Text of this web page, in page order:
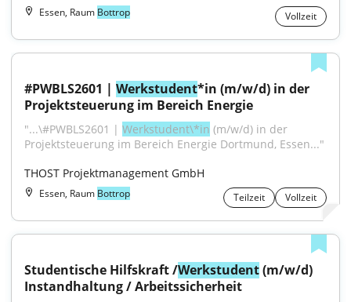
Essen, Raum Bottrop Vollzeit
#PWBLS2601 | Werkstudent*in (m/w/d) in der
Projektsteuerung im Bereich Energie
"...\#PWBLS2601 | Werkstudent\*in (m/w/d) in der
Projektsteuerung im Bereich Energie Dortmund, Essen..."
THOST Projektmanagement GmbH
Essen, Raum Bottrop Teilzeit Vollzeit
Studentische Hilfskraft /Werkstudent (m/w/d)
Instandhaltung / Arbeitssicherheit